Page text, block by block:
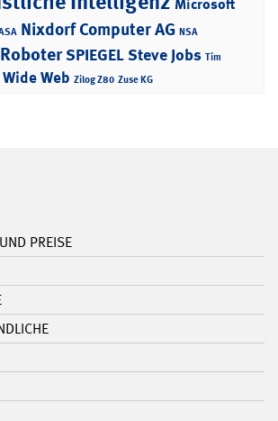
Microsoft
Nixdorf Computer AG NSA
RoboterSPIEGELSteve Jobs Tim
Web Zilog Z80 Zuse KG
PREISE